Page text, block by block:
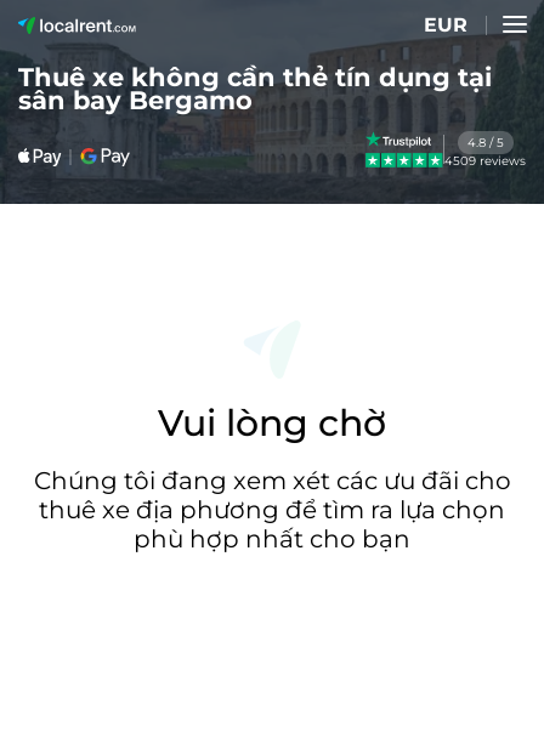
EUR
Thuê xe không cần thẻ tín dụng tại
sân bay Bergamo
4.8 / 5
4509 reviews
Vui lòng chờ
Chúng tôi đang xem xét các ưu đãi cho
thuê xe địa phương để tìm ra lựa chọn
phù hợp nhất cho bạn